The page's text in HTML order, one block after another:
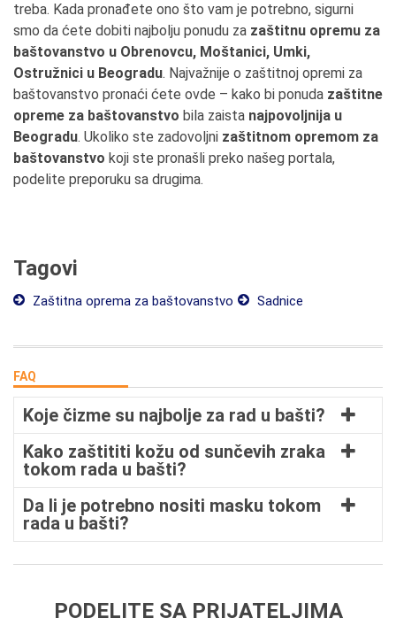
treba. Kada pronađete ono što vam je potrebno, sigurni
smo da ćete dobiti najbolju ponudu za zaštitnu opremu za
baštovanstvo u Obrenovcu, Moštanici, Umki,
Ostružnici u Beogradu. Najvažnije o zaštitnoj opremi za
baštovanstvo pronaći ćete ovde – kako bi ponuda zaštitne
opreme za baštovanstvo bila zaista najpovoljnija u
Beogradu. Ukoliko ste zadovoljni zaštitnom opremom za
baštovanstvo koji ste pronašli preko našeg portala,
podelite preporuku sa drugima.
Tagovi
Zaštitna oprema za baštovanstvo Sadnice
FAQ
Koje čizme su najbolje za rad u bašti?
Kako zaštititi kožu od sunčevih zraka
tokom rada u bašti?
Da li je potrebno nositi masku tokom
rada u bašti?
PODELITE SA PRIJATELJIMA